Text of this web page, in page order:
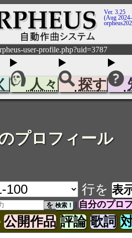
Ver. 3.25
(Aug
user-profile.php?uid=3787
人々 探す
プロフィール
行を
を | 自分のプロ
公開作品 評論 歌詞